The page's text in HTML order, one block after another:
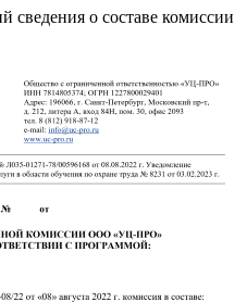
о составе комиссии